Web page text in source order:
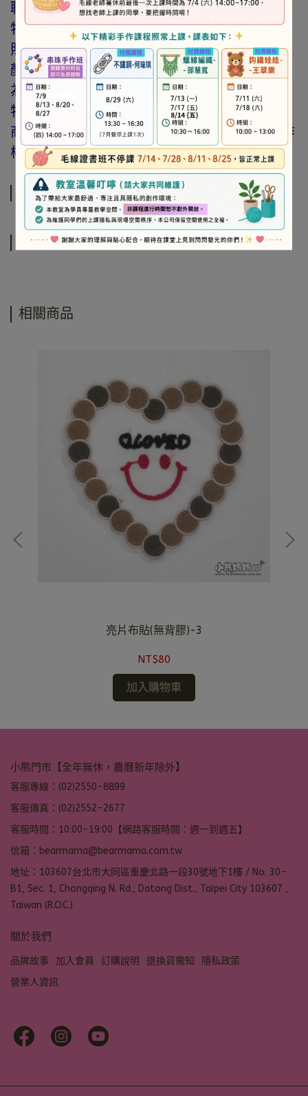
聯繫。
特價商品，會員不再提供折扣優惠。
照片因拍攝光線與螢幕色差而有所差異，實際
顏色與網路呈現略有不同，將以實際出貨商品
為準。
特價品、客訂商品、毛線、緞帶、繩線、零碼
商品、工具、消耗性商品(如膠類…等)，與著作
權商品(如書籍…等)，恕不接受退換貨。
規格說明
運送方式
相關商品
亮片布貼(無背膠)-3
NT$80
加入購物車
小熊門市【全年無休，農曆新年除外】
客服專線：(02)2550-8899
客服傳真：(02)2552-2677
客服時間：10:00-19:00【網路客服時間：週一到週五】
信箱：bearmama@bearmama.com.tw
地址：103607台北市大同區重慶北路一段30號地下1樓 / No. 30-
B1, Sec. 1, Chongqing N. Rd., Datong Dist., Taipei City 103607 ,
Taiwan (R.O.C.)
關於我們
品牌故事 加入會員 訂購說明 退換貨需知
隱私政策
營業人資訊